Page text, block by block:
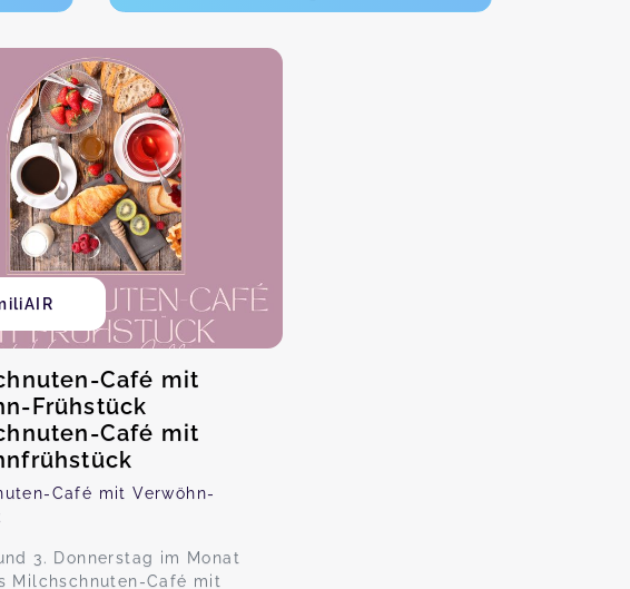
Café mit
Frühstück
Café mit
Café mit Verwöhn-
3. Donnerstag im Monat
Milchschnuten-Café mit